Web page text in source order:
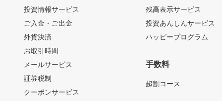
投資情報サービス
ご入金・ご出金
外貨決済
お取引時間
メールサービス
証券税制
クーポンサービス
残高表示サービス
投資あんしんサービス
ハッピープログラム
手数料
超割コース